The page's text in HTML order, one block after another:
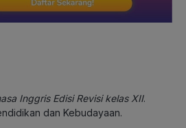
Inggris Edisi Revisi kelas XII.
dan Kebudayaan.